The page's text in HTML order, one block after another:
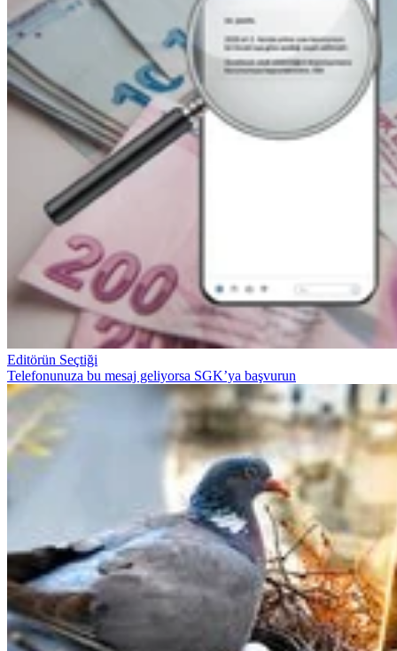
Editörün Seçtiği
Telefonunuza bu mesaj geliyorsa SGK’ya başvurun